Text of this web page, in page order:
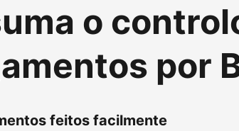
o
por
feitos facilmente